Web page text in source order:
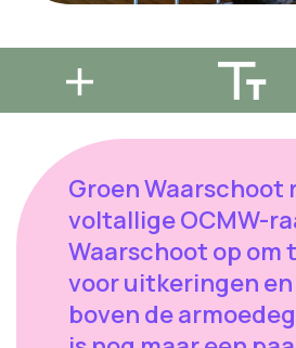
Groen Waarschoot
voltallige OCMW-
Waarschoot op om
voor uitkeringen
boven de